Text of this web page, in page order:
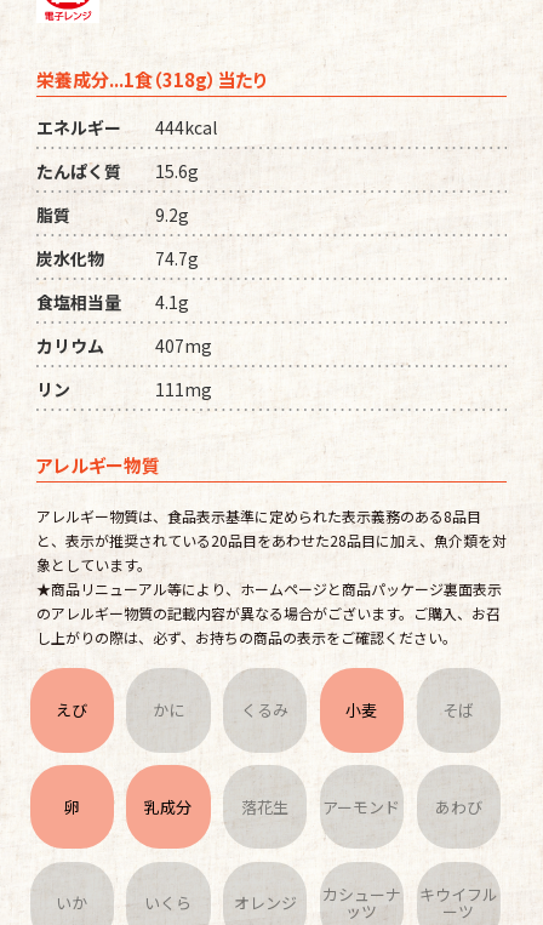
栄養成分...1食（318g）当たり
エネルギー
444kcal
たんぱく質
15.6g
脂質
9.2g
炭水化物
74.7g
食塩相当量
4.1g
カリウム
407mg
リン
111mg
アレルギー物質
アレルギー物質は、食品表示基準に定められた表示義務のある8品目
と、表示が推奨されている20品目をあわせた28品目に加え、魚介類を対
象としています。
★商品リニューアル等により、ホームページと商品パッケージ裏面表示
のアレルギー物質の記載内容が異なる場合がございます。ご購入、お召
し上がりの際は、必ず、お持ちの商品の表示をご確認ください。
えび かに くるみ 小麦 そば
卵 乳成分 落花生 アーモンド あわび
いか いくら オレンジ カシューナ
ッツ
キウイフル
ーツ